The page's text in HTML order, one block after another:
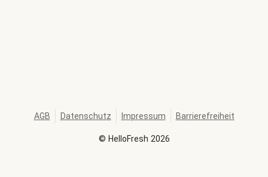
© HelloFresh 2026
AGB Datenschutz Impressum Barrierefreiheit